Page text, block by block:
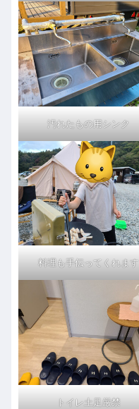
汚れたもの用シンク
料理も手伝ってくれます
トイレ土足厳禁